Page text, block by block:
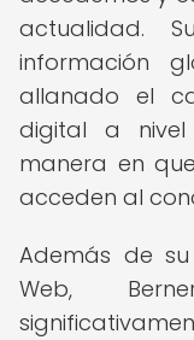
actualidad.
información
allanado el
digital a nivel
manera en
acceden al
Además de
Web,